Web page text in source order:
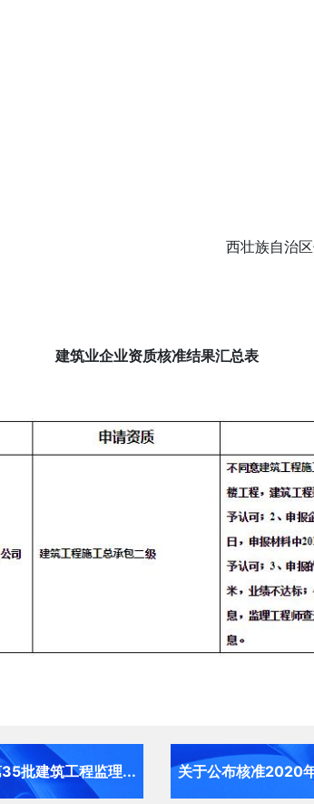
西壮族自治
2020
建筑业企业资质核准结果汇总表
批建筑工程监理... 关于公布核准2020